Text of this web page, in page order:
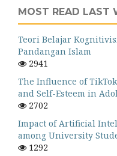
MOST READ LAST
Teori Belajar
Pandangan Islam
2941
The Influence of
and Self-Esteem in
2702
Impact of Artificial
among University
1292